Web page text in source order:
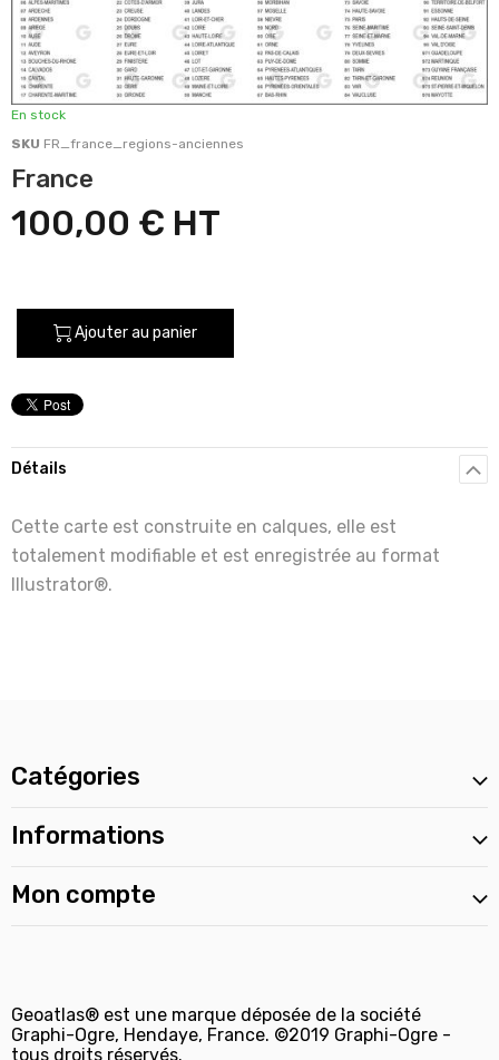
En stock
SKU FR_france_regions-anciennes
France
100,00 €
Ajouter au panier
Détails
Cette carte est construite en calques, elle est
totalement modifiable et est enregistrée au format
Illustrator®.
Catégories
Informations
Mon compte
Geoatlas® est une marque déposée de la société
Graphi-Ogre, Hendaye, France. ©2019 Graphi-Ogre -
tous droits réservés.